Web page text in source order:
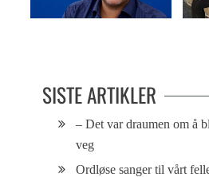
SISTE ARTIKLER
– Det var draumen om å
veg
Ordløse sanger til vårt